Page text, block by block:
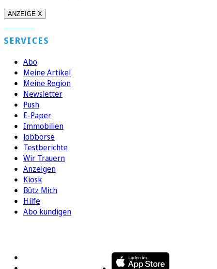
ANZEIGE X
SERVICES
Abo
Meine Artikel
Meine Region
Newsletter
Push
E-Paper
Immobilien
Jobbörse
Testberichte
Wir Trauern
Anzeigen
Kiosk
Bütz Mich
Hilfe
Abo kündigen